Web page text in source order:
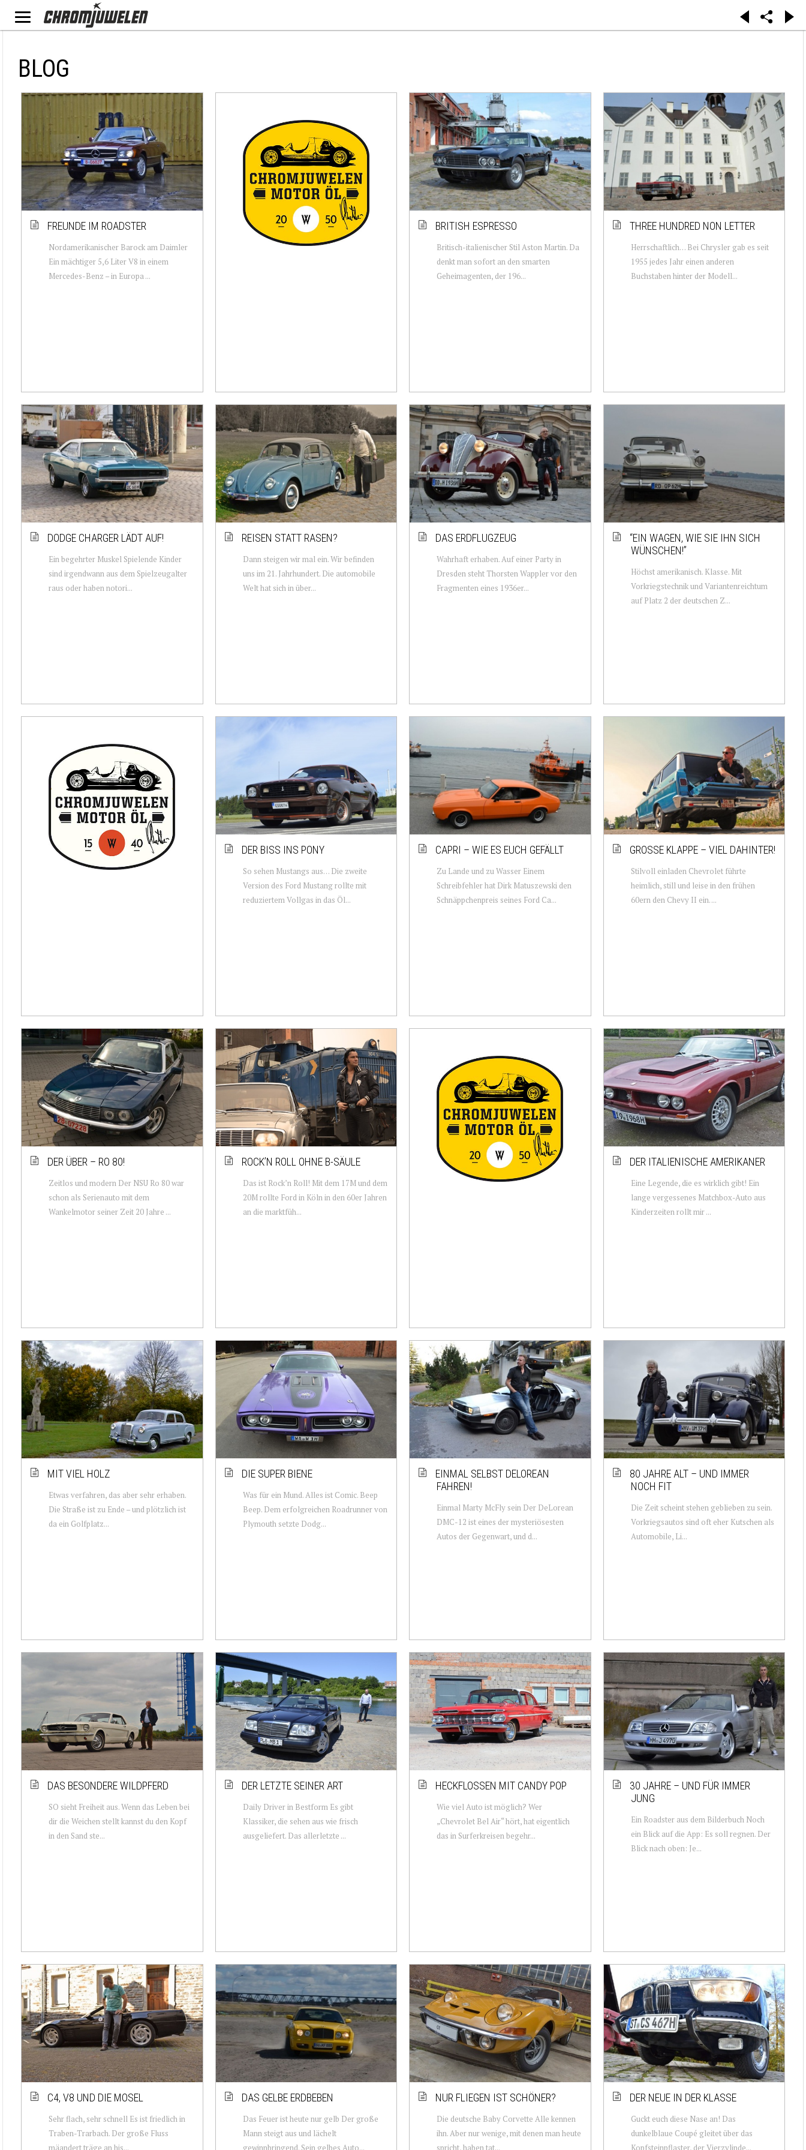
BLOG
FREUNDE IM ROADSTER
Nordamerikanischer Barock am Daimler
Ein mächtiger 5,6 Liter V8 in einem
Mercedes-Benz – in Europa ...
BRITISH ESPRESSO
Britisch-italienischer Stil Aston Martin. Da
denkt man sofort an den smarten
Geheimagenten, der 196...
THREE HUNDRED NON LETTER
Herrschaftlich… Bei Chrysler gab es seit
1955 jedes Jahr einen anderen
Buchstaben hinter der Modell...
DODGE CHARGER LÄDT AUF!
Ein begehrter Muskel Spielende Kinder
sind irgendwann aus dem Spielzeugalter
raus oder haben notori...
REISEN STATT RASEN?
Dann steigen wir mal ein. Wir befinden
uns im 21. Jahrhundert. Die automobile
Welt hat sich in über...
DAS ERDFLUGZEUG
Wahrhaft erhaben. Auf einer Party in
Dresden steht Thorsten Wappler vor den
Fragmenten eines 1936er...
“EIN WAGEN, WIE SIE IHN SICH
WÜNSCHEN!”
Höchst amerikanisch. Klasse. Mit
Vorkriegstechnik und Variantenreichtum
auf Platz 2 der deutschen Z...
DER BISS INS PONY
So sehen Mustangs aus… Die zweite
Version des Ford Mustang rollte mit
reduziertem Vollgas in das Öl...
CAPRI – WIE ES EUCH GEFÄLLT
Zu Lande und zu Wasser Einem
Schreibfehler hat Dirk Matuszewski den
Schnäppchenpreis seines Ford Ca...
GROSSE KLAPPE – VIEL DAHINTER!
Stilvoll einladen Chevrolet führte
heimlich, still und leise in den frühen
60ern den Chevy II ein. ...
DER ÜBER – RO 80!
Zeitlos und modern Der NSU Ro 80 war
schon als Serienauto mit dem
Wankelmotor seiner Zeit 20 Jahre ...
ROCK’N ROLL OHNE B-SÄULE
Das ist Rock’n Roll! Mit dem 17M und dem
20M rollte Ford in Köln in den 60er Jahren
an die marktfüh...
DER ITALIENISCHE AMERIKANER
Eine Legende, die es wirklich gibt! Ein
lange vergessenes Matchbox-Auto aus
Kinderzeiten rollt mir ...
MIT VIEL HOLZ
Etwas verfahren, das aber sehr erhaben.
Die Straße ist zu Ende – und plötzlich ist
da ein Golfplatz...
DIE SUPER BIENE
Was für ein Mund. Alles ist Comic. Beep
Beep. Dem erfolgreichen Roadrunner von
Plymouth setzte Dodg...
EINMAL SELBST DELOREAN
FAHREN!
Einmal Marty McFly sein Der DeLorean
DMC-12 ist eines der mysteriösesten
Autos der Gegenwart, und d...
80 JAHRE ALT – UND IMMER
NOCH FIT
Die Zeit scheint stehen geblieben zu sein.
Vorkriegsautos sind oft eher Kutschen als
Automobile, Li...
DAS BESONDERE WILDPFERD
SO sieht Freiheit aus. Wenn das Leben bei
dir die Weichen stellt kannst du den Kopf
in den Sand ste...
DER LETZTE SEINER ART
Daily Driver in Bestform Es gibt
Klassiker, die sehen aus wie frisch
ausgeliefert. Das allerletzte ...
HECKFLOSSEN MIT CANDY POP
Wie viel Auto ist möglich? Wer
„Chevrolet Bel Air“ hört, hat eigentlich
das in Surferkreisen begehr...
30 JAHRE – UND FÜR IMMER
JUNG
Ein Roadster aus dem Bilderbuch Noch
ein Blick auf die App: Es soll regnen. Der
Blick nach oben: Je...
C4, V8 UND DIE MOSEL
Sehr flach, sehr schnell Es ist friedlich in
Traben-Trarbach. Der große Fluss
mäandert träge an his...
DAS GELBE ERDBEBEN
Das Feuer ist heute nur gelb Der große
Mann steigt aus und lächelt
gewinnbringend. Sein gelbes Auto...
NUR FLIEGEN IST SCHÖNER?
Die deutsche Baby Corvette Alle kennen
ihn. Aber nur wenige, mit denen man heute
spricht, haben tat...
DER NEUE IN DER KLASSE
Guckt euch diese Nase an! Das
dunkelblaue Coupé gleitet über das
Kopfsteinpflaster, der Vierzylinde...